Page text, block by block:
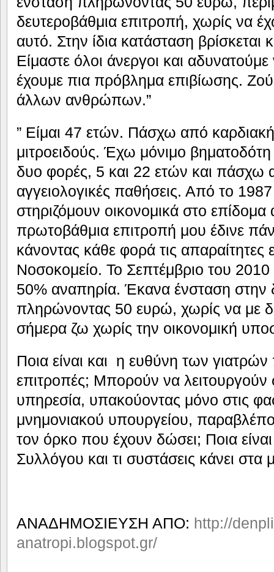
δευτεροβάθμια επιτροπή, χωρίς να
αυτό. Στην ίδια κατάσταση βρίσκεται
Είμαστε όλοι άνεργοι και
έχουμε πια πρόβλημα επιβίωσης.
άλλων ανθρώπων.”
” Είμαι 47 ετών. Πάσχω από
μιτροειδούς. Έχω μόνιμο βηματοδότη
δυο φορές, 5 και 22 ετών και πάσχω
αγγειολογικές παθήσεις. Από το
στηριζόμουν οικονομικά στο
πρωτοβάθμια επιτροπή μου έδινε
κάνοντας κάθε φορά τις απαραίτητες
Νοσοκομείο. Το Σεπτέμβριο του
50% αναπηρία. Έκανα ένσταση στην
πληρώνοντας 50 ευρώ, χωρίς να με
σήμερα ζω χωρίς την οικονομική
Ποια είναι και η ευθύνη των γιατρών
επιτροπές; Μπορούν να λειτουργούν
υπηρεσία, υπακούοντας μόνο στις
μνημονιακού υπουργείου,
τον όρκο που έχουν δώσει; Ποια
Συλλόγου και τι συστάσεις κάνει στα
ΑΝΑΔΗΜΟΣΙΕΥΣΗ ΑΠΟ: http://
anatropi.blogspot.gr/